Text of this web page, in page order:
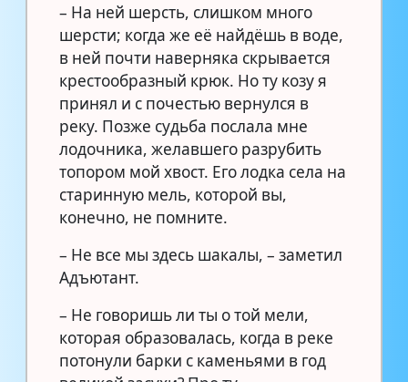
– На ней шерсть, слишком много
шерсти; когда же её найдёшь в воде,
в ней почти наверняка скрывается
крестообразный крюк. Но ту козу я
принял и с почестью вернулся в
реку. Позже судьба послала мне
лодочника, желавшего разрубить
топором мой хвост. Его лодка села на
старинную мель, которой вы,
конечно, не помните.
– Не все мы здесь шакалы, – заметил
Адъютант.
– Не говоришь ли ты о той мели,
которая образовалась, когда в реке
потонули барки с каменьями в год